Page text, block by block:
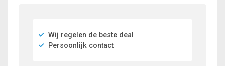
Wij regelen de beste deal
Persoonlijk contact